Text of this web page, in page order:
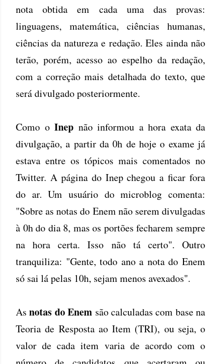
nota obtida em cada uma das provas:
linguagens, matemática, ciências humanas,
ciências da natureza e redação. Eles ainda não
terão, porém, acesso ao espelho da redação,
com a correção mais detalhada do texto, que
será divulgado posteriormente.
Como o Inep não informou a hora exata da
divulgação, a partir da 0h de hoje o exame já
estava entre os tópicos mais comentados no
Twitter. A página do Inep chegou a ficar fora
do ar. Um usuário do microblog comenta:
"Sobre as notas do Enem não serem divulgadas
à 0h do dia 8, mas os portões fecharem sempre
na hora certa. Isso não tá certo". Outro
tranquiliza: "Gente, todo ano a nota do Enem
só sai lá pelas 10h, sejam menos avexados".
As notas do Enem são calculadas com base na
Teoria de Resposta ao Item (TRI), ou seja, o
valor de cada item varia de acordo com o